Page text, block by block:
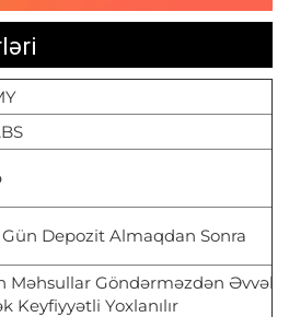
Gün Depozit Almaqdan Sonra
Məhsullar Göndərməzdən Əvvəl
Keyfiyyətli Yoxlanılır